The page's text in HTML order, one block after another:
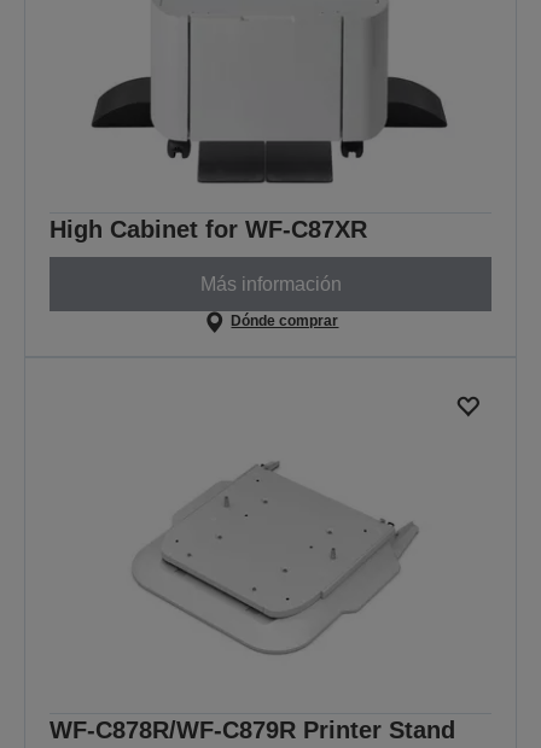
High Cabinet for WF-C87XR
Más información
Dónde comprar
WF-C878R/WF-C879R Printer Stand